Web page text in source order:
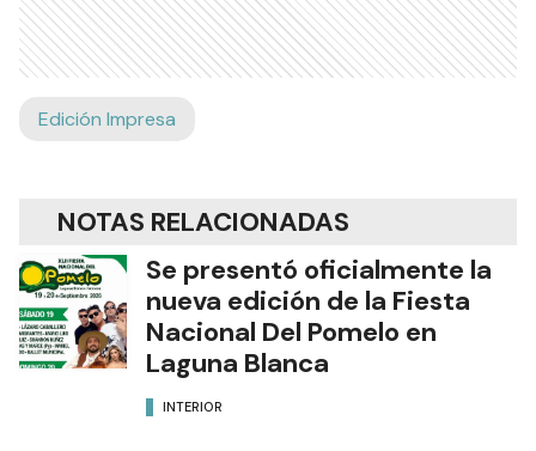
Edición Impresa
NOTAS RELACIONADAS
Se presentó oficialmente la
nueva edición de la Fiesta
Nacional Del Pomelo en
Laguna Blanca
INTERIOR